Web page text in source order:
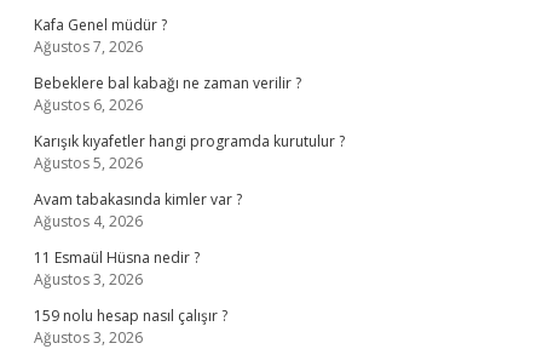
Kafa Genel müdür ?
Ağustos 7, 2026
Bebeklere bal kabağı ne zaman verilir ?
Ağustos 6, 2026
Karışık kıyafetler hangi programda kurutulur ?
Ağustos 5, 2026
Avam tabakasında kimler var ?
Ağustos 4, 2026
11 Esmaül Hüsna nedir ?
Ağustos 3, 2026
159 nolu hesap nasıl çalışır ?
Ağustos 3, 2026